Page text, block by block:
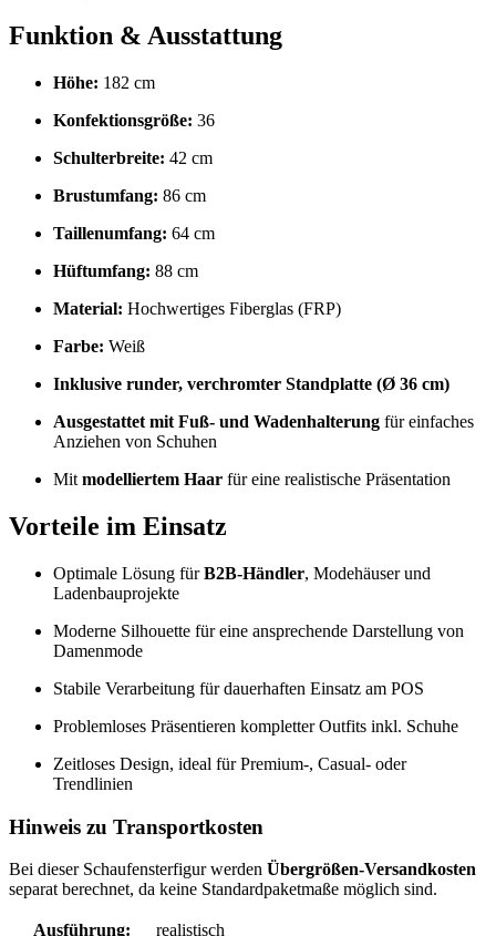
Funktion & Ausstattung
Höhe: 182 cm
Konfektionsgröße: 36
Schulterbreite: 42 cm
Brustumfang: 86 cm
Taillenumfang: 64 cm
Hüftumfang: 88 cm
Material: Hochwertiges Fiberglas (FRP)
Farbe: Weiß
Inklusive runder, verchromter Standplatte (Ø 36 cm)
Ausgestattet mit Fuß- und Wadenhalterung für einfaches
Anziehen von Schuhen
Mit modelliertem Haar für eine realistische Präsentation
Vorteile im Einsatz
Optimale Lösung fürB2B-Händler, Modehäuser und
Ladenbauprojekte
Moderne Silhouette für eine ansprechende Darstellung von
Damenmode
Stabile Verarbeitung für dauerhaften Einsatz am POS
Problemloses Präsentieren kompletter Outfits inkl. Schuhe
Zeitloses Design, ideal für Premium-, Casual- oder
Trendlinien
Hinweis zu Transportkosten
Bei dieser Schaufensterfigur werden Übergrößen-Versandkosten
separat berechnet, da keine Standardpaketmaße möglich sind.
Ausführung: realistisch